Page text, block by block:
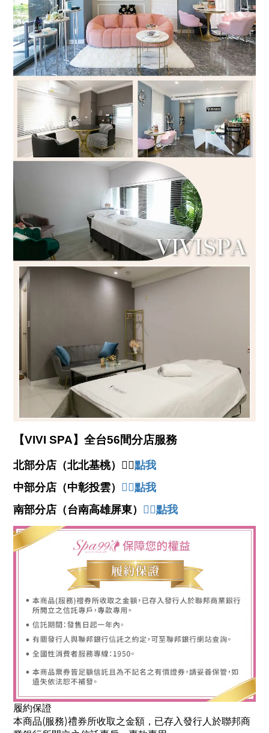
【VIVI SPA】全台56間分店服務
北部分店（北北基桃）👉🏻點我
中部分店（中彰投雲） 👉🏻點我
南部分店（台南高雄屏東） 👉🏻點我
履約保證
本商品(服務)禮券所收取之金額，已存入發行人於聯邦商